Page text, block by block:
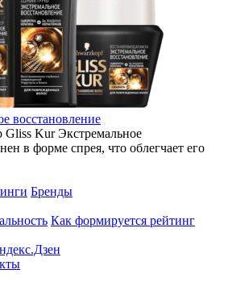
восстановление
Gliss Kur Экстремальное
в форме спрея, что облегчает его
Бренды
Как формируется рейтинг